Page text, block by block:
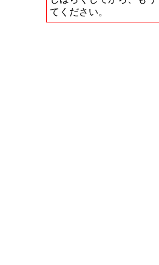
てください。